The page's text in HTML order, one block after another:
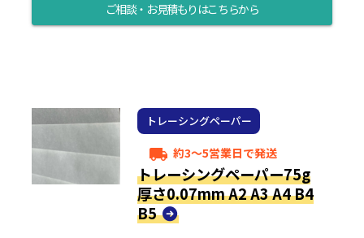
ご相談・お見積もりはこちらから
トレーシングペーパー
local_shipping 約3～5営業日で発送
トレーシングペーパー75g
厚さ0.07mm A2 A3 A4 B4
B5